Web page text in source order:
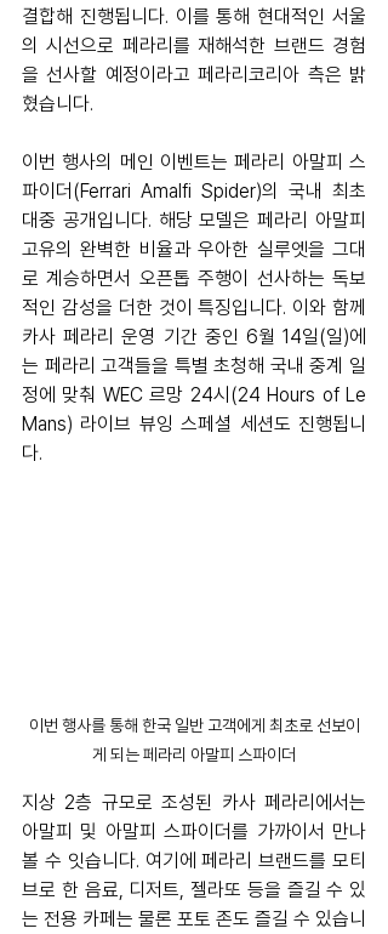
결합해 진행됩니다. 이를 통해 현대적인 서울
의 시선으로 페라리를 재해석한 브랜드 경험
을 선사할 예정이라고 페라리코리아 측은 밝
혔습니다.
이번 행사의 메인 이벤트는 페라리 아말피 스
파이더(Ferrari Amalfi Spider)의 국내 최초
대중 공개입니다. 해당 모델은 페라리 아말피
고유의 완벽한 비율과 우아한 실루엣을 그대
로 계승하면서 오픈톱 주행이 선사하는 독보
적인 감성을 더한 것이 특징입니다. 이와 함께
카사 페라리 운영 기간 중인 6월 14일(일)에
는 페라리 고객들을 특별 초청해 국내 중계 일
정에 맞춰 WEC 르망 24시(24 Hours of Le
Mans) 라이브 뷰잉 스페셜 세션도 진행됩니
다.
이번 행사를 통해 한국 일반 고객에게 최초로 선보이
게 되는 페라리 아말피 스파이더
지상 2층 규모로 조성된 카사 페라리에서는
아말피 및 아말피 스파이더를 가까이서 만나
볼 수 잇습니다. 여기에 페라리 브랜드를 모티
브로 한 음료, 디저트, 젤라또 등을 즐길 수 있
는 전용 카페는 물론 포토 존도 즐길 수 있습니